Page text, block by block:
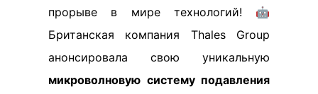
прорыве в мире технологий! 🤖
Британская компания Thales Group
анонсировала свою уникальную
микроволновую систему подавления